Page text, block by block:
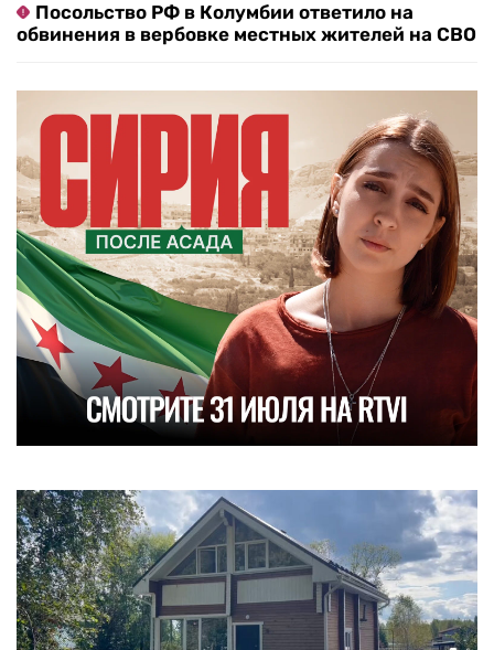
Посольство РФ в Колумбии ответило на
обвинения в вербовке местных жителей на СВО